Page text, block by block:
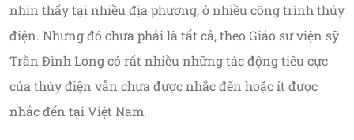
nhìn thấy tại nhiều địa phương, ở nhiều công trình thủy
điện. Nhưng đó chưa phải là tất cả, theo Giáo sư viện sỹ
Trần Đình Long có rất nhiều những tác động tiêu cực
của thủy điện vẫn chưa được nhắc đến hoặc ít được
nhắc đến tại Việt Nam.